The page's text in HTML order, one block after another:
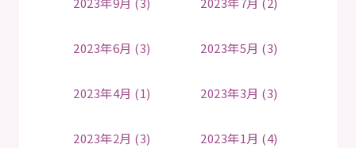
2023年6月 (3) 2023年5月 (3)
2023年4月 (1) 2023年3月 (3)
2023年2月 (3) 2023年1月 (4)